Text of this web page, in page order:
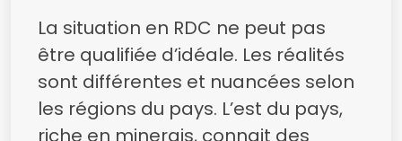
La situation en RDC ne peut pas
être qualifiée d’idéale. Les réalités
sont différentes et nuancées selon
les régions du pays. L’est du pays,
riche en minerais, connait des